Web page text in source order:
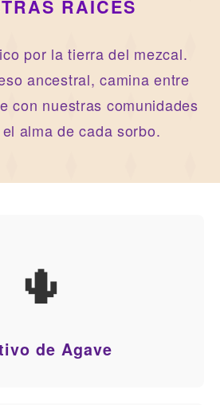
RAÍCES
por la tierra del mezcal.
ancestral, camina entre
con nuestras comunidades
alma de cada sorbo.
🌵
de Agave